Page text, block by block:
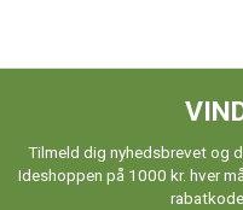
Tilmeld dig nyhedsbrevet og
Ideshoppen på 1000 kr. hver